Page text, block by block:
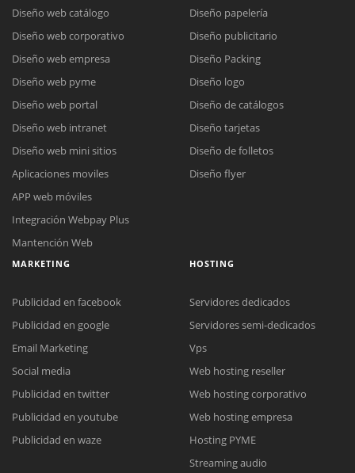
Reunión online
Meet para la reunión online.
Cotización
Chat Online
Todos nuestros ejecutivos están fuera de línea. Complete el formulario
Diseño web catálogo
Diseño web corporativo
Diseño web empresa
Diseño web pyme
Diseño web portal
Diseño web intranet
Diseño web mini sitios
Aplicaciones moviles
APP web móviles
Integración Webpay Plus
Mantención Web
Diseño papelería
Diseño publicitario
Diseño Packing
Diseño logo
Diseño de catálogos
Diseño tarjetas
Diseño de folletos
Diseño flyer
MARKETING
Publicidad en facebook
Publicidad en google
Email Marketing
Social media
Publicidad en twitter
Publicidad en youtube
Publicidad en waze
HOSTING
Servidores dedicados
Servidores semi-dedicados
Vps
Web hosting reseller
Web hosting corporativo
Web hosting empresa
Hosting PYME
Streaming audio